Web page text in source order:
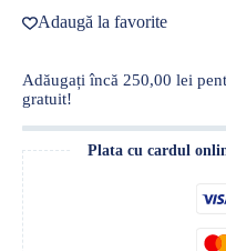
Adaugă la favorite
Adăugați încă 250,00 lei
gratuit!
Plata cu cardul